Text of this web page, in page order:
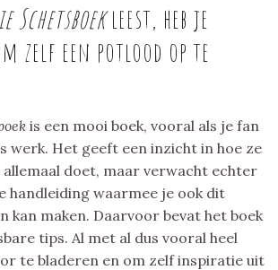
Schetsboekleest, heb je
zelf een potlood op te
is een mooi boek, vooral als je fan
werk. Het geeft een inzicht in hoe ze
doet, maar verwacht echter
handleiding waarmee je ook dit
kan maken. Daarvoor bevat het boek
tips. Al met al dus vooral heel
te bladeren en om zelf inspiratie uit